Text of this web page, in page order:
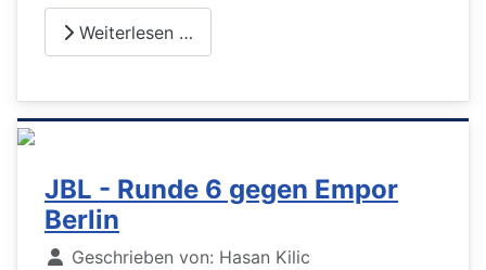
Weiterlesen …
JBL - Runde 6 gegen Empor
Berlin
DetailsGeschrieben von: Hasan Kilic